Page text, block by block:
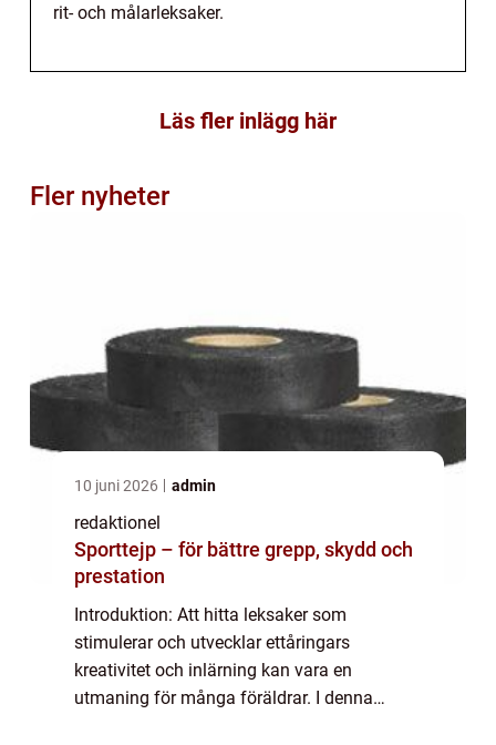
rit- och målarleksaker.
Läs fler inlägg här
Fler nyheter
10 juni 2026 admin
redaktionel
Sporttejp – för bättre grepp, skydd och
prestation
Introduktion: Att hitta leksaker som
stimulerar och utvecklar ettåringars
kreativitet och inlärning kan vara en
utmaning för många föräldrar. I denna